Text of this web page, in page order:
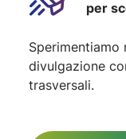
per
divulgazione
trasversali.